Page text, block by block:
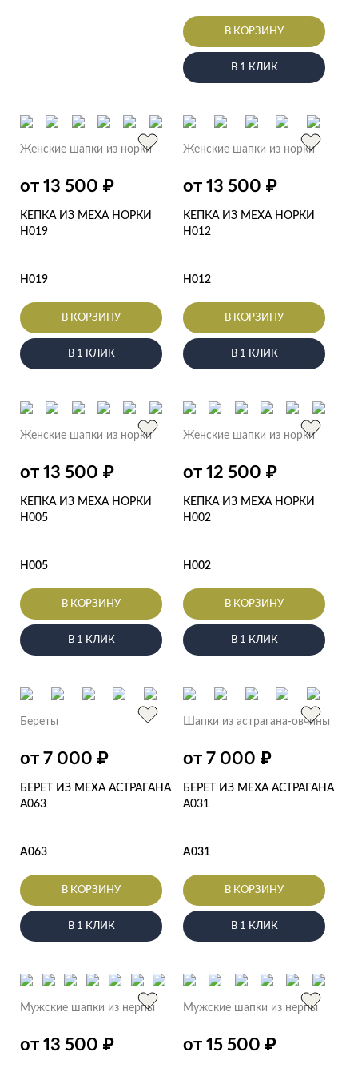
В КОРЗИНУ
В 1 КЛИК
Женские шапки из норки
от 13 500 ₽
КЕПКА ИЗ МЕХА НОРКИ
Н019
Н019
В КОРЗИНУ
В 1 КЛИК
Женские шапки из норки
от 13 500 ₽
КЕПКА ИЗ МЕХА НОРКИ
Н012
Н012
В КОРЗИНУ
В 1 КЛИК
Женские шапки из норки
от 13 500 ₽
КЕПКА ИЗ МЕХА НОРКИ
Н005
Н005
В КОРЗИНУ
В 1 КЛИК
Женские шапки из норки
от 12 500 ₽
КЕПКА ИЗ МЕХА НОРКИ
Н002
Н002
В КОРЗИНУ
В 1 КЛИК
Береты
от 7 000 ₽
БЕРЕТ ИЗ МЕХА АСТРАГАНА
А063
А063
В КОРЗИНУ
В 1 КЛИК
Шапки из астрагана-овчины
от 7 000 ₽
БЕРЕТ ИЗ МЕХА АСТРАГАНА
А031
А031
В КОРЗИНУ
В 1 КЛИК
Мужские шапки из нерпы
от 13 500 ₽
Мужские шапки из нерпы
от 15 500 ₽